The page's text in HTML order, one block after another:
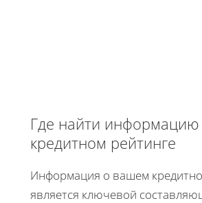
Где найти
кредитном рейтинге
Информация о вашем
является ключевой